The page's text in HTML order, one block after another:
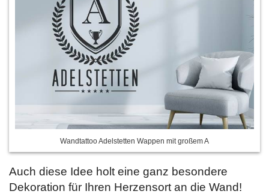
Wandtattoo Adelstetten Wappen mit großem A
Auch diese Idee holt eine ganz besondere
Dekoration für Ihren Herzensort an die Wand!